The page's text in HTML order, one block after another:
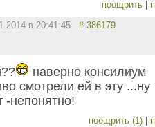
поощрить
в 20:41:45 # 386179
наверно консилиум
смотрели ей в эту ...ну
-непонятно!
поощрить (1)